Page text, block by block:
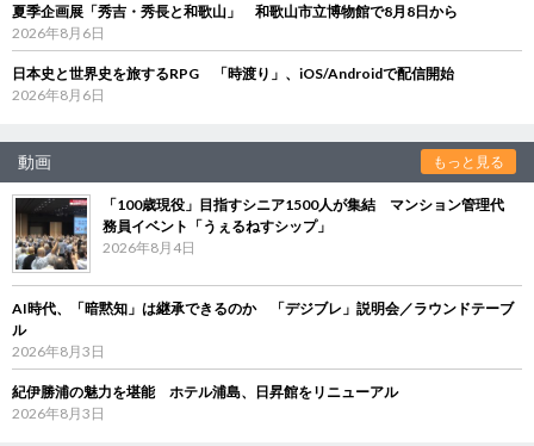
夏季企画展「秀吉・秀長と和歌山」 和歌山市立博物館で8月8日から
2026年8月6日
日本史と世界史を旅するRPG 「時渡り」、iOS/Androidで配信開始
2026年8月6日
動画 もっと見る
「100歳現役」目指すシニア1500人が集結 マンション管理代
務員イベント「うぇるねすシップ」
2026年8月4日
AI時代、「暗黙知」は継承できるのか 「デジブレ」説明会／ラウンドテーブ
ル
2026年8月3日
紀伊勝浦の魅力を堪能 ホテル浦島、日昇館をリニューアル
2026年8月3日